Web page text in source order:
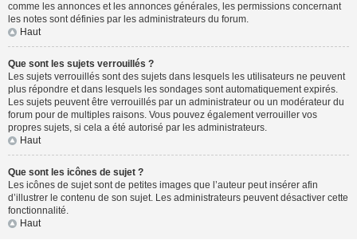
comme les annonces et les annonces générales, les permissions concernant
les notes sont définies par les administrateurs du forum.
Haut
Que sont les sujets verrouillés ?
Les sujets verrouillés sont des sujets dans lesquels les utilisateurs ne peuvent
plus répondre et dans lesquels les sondages sont automatiquement expirés.
Les sujets peuvent être verrouillés par un administrateur ou un modérateur du
forum pour de multiples raisons. Vous pouvez également verrouiller vos
propres sujets, si cela a été autorisé par les administrateurs.
Haut
Que sont les icônes de sujet ?
Les icônes de sujet sont de petites images que l’auteur peut insérer afin
d’illustrer le contenu de son sujet. Les administrateurs peuvent désactiver cette
fonctionnalité.
Haut